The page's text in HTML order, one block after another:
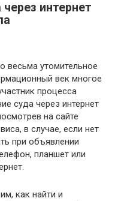
интернет
весьма утомительное
век многое
процесса
суда через интернет
на сайте
в случае, если нет
при объявлении
планшет или
как найти и